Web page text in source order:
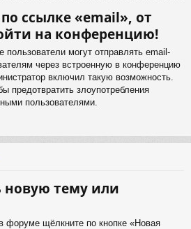
ссылке «email», от
на конференцию!
пользователи могут отправлять email-
через встроенную в конференцию
включил такую возможность.
предотвратить злоупотребления
пользователями.
новую тему или
форуме щёлкните по кнопке «Новая